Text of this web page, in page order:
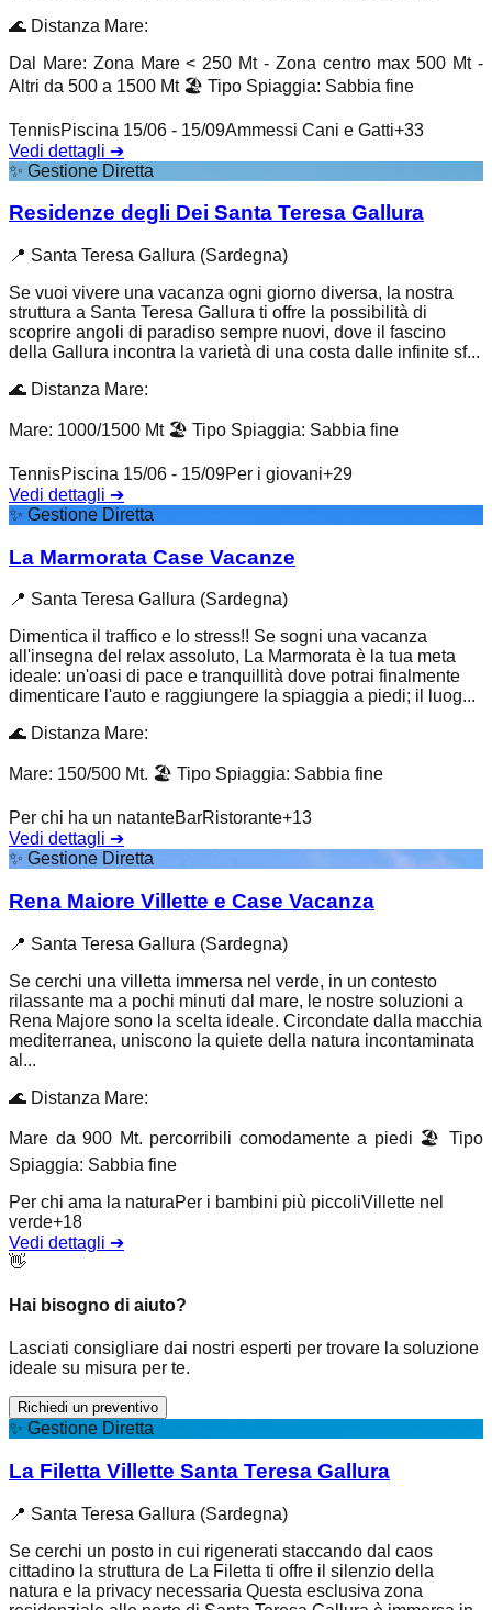
🌊 Distanza Mare:
Dal Mare: Zona Mare < 250 Mt - Zona centro max 500 Mt -
Altri da 500 a 1500 Mt 🏖️ Tipo Spiaggia: Sabbia fine
TennisPiscina 15/06 - 15/09Ammessi Cani e Gatti+33
Vedi dettagli ➔
✨ Gestione Diretta
Residenze degli Dei Santa Teresa Gallura
📍 Santa Teresa Gallura (Sardegna)
Se vuoi vivere una vacanza ogni giorno diversa, la nostra
struttura a Santa Teresa Gallura ti offre la possibilità di
scoprire angoli di paradiso sempre nuovi, dove il fascino
della Gallura incontra la varietà di una costa dalle infinite sf...
🌊 Distanza Mare:
Mare: 1000/1500 Mt 🏖️ Tipo Spiaggia: Sabbia fine
TennisPiscina 15/06 - 15/09Per i giovani+29
Vedi dettagli ➔
✨ Gestione Diretta
La Marmorata Case Vacanze
📍 Santa Teresa Gallura (Sardegna)
Dimentica il traffico e lo stress!! Se sogni una vacanza
all'insegna del relax assoluto, La Marmorata è la tua meta
ideale: un'oasi di pace e tranquillità dove potrai finalmente
dimenticare l'auto e raggiungere la spiaggia a piedi; il luog...
🌊 Distanza Mare:
Mare: 150/500 Mt. 🏖️ Tipo Spiaggia: Sabbia fine
Per chi ha un natanteBarRistorante+13
Vedi dettagli ➔
✨ Gestione Diretta
Rena Maiore Villette e Case Vacanza
📍 Santa Teresa Gallura (Sardegna)
Se cerchi una villetta immersa nel verde, in un contesto
rilassante ma a pochi minuti dal mare, le nostre soluzioni a
Rena Majore sono la scelta ideale. Circondate dalla macchia
mediterranea, uniscono la quiete della natura incontaminata
al...
🌊 Distanza Mare:
Mare da 900 Mt. percorribili comodamente a piedi 🏖️ Tipo
Spiaggia: Sabbia fine
Per chi ama la naturaPer i bambini più piccoliVillette nel
verde+18
Vedi dettagli ➔
👋
Hai bisogno di aiuto?
Lasciati consigliare dai nostri esperti per trovare la soluzione
ideale su misura per te.
Richiedi un preventivo
✨ Gestione Diretta
La Filetta Villette Santa Teresa Gallura
📍 Santa Teresa Gallura (Sardegna)
Se cerchi un posto in cui rigenerati staccando dal caos
cittadino la struttura de La Filetta ti offre il silenzio della
natura e la privacy necessaria Questa esclusiva zona